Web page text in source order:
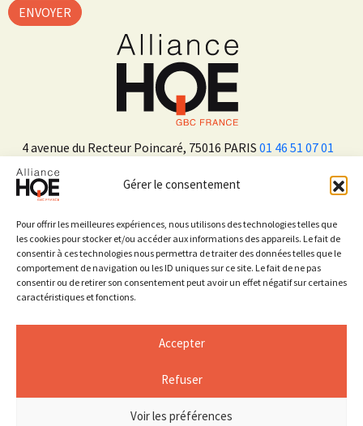
Gérer le consentement
Pour offrir les meilleures expériences, nous utilisons des technologies telles que
les cookies pour stocker et/ou accéder aux informations des appareils. Le fait de
consentir à ces technologies nous permettra de traiter des données telles que le
comportement de navigation ou les ID uniques sur ce site. Le fait de ne pas
consentir ou de retirer son consentement peut avoir un effet négatif sur certaines
caractéristiques et fonctions.
Accepter
Refuser
Voir les préférences
4 avenue du Recteur Poincaré, 75016 PARIS 01 46 51 07 01
Sur les réseaux sociaux
Mentions légales
Espace Presse